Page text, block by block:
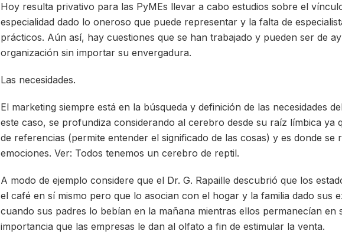
Hoy resulta privativo para las PyMEs llevar a cabo estudios sobre el
especialidad dado lo oneroso que puede representar y la falta de
prácticos. Aún así, hay cuestiones que se han trabajado y pueden ser de
organización sin importar su envergadura.
Las necesidades.
El marketing siempre está en la búsqueda y definición de las necesidades
este caso, se profundiza considerando al cerebro desde su raíz límbica ya
de referencias (permite entender el significado de las cosas) y es donde se
emociones. Ver: Todos tenemos un cerebro de reptil.
A modo de ejemplo considere que el Dr. G. Rapaille descubrió que los
el café en sí mismo pero que lo asocian con el hogar y la familia dado sus
cuando sus padres lo bebían en la mañana mientras ellos permanecían en
importancia que las empresas le dan al olfato a fin de estimular la venta.